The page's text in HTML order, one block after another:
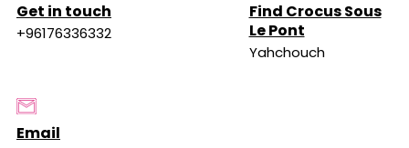
Get in touch
+96176336332
Find Crocus Sous
Le Pont
Yahchouch
Email